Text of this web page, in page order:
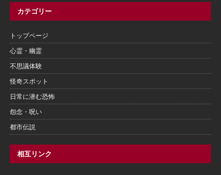
カテゴリー
トップページ
心霊・幽霊
不思議体験
怪奇スポット
日常に潜む恐怖
怨念・呪い
都市伝説
相互リンク